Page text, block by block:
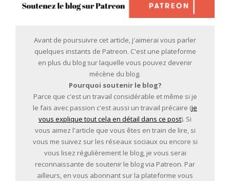
Avant de poursuivre cet article, j'aimerai vous parler
quelques instants de Patreon. C'est une plateforme
en plus du blog sur laquelle vous pouvez devenir
mécène du blog.
Pourquoi soutenir le blog?
Parce que c'est un travail considérable et même si je
le fais avec passion c'est aussi un travail précaire (je
vous explique tout cela en détail dans ce post). Si
vous aimez l'article que vous êtes en train de lire, si
vous me suivez sur les réseaux sociaux ou encore si
vous lisez régulièrement le blog, je vous serai
reconnaissante de soutenir le blog via Patreon. Par
ailleurs, en vous abonnant sur la plateforme vous